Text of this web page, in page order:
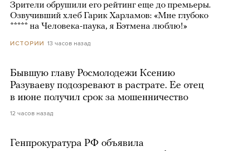
Зрители обрушили его рейтинг еще до премьеры.
Озвучивший хлеб Гарик Харламов: «Мне глубоко
***** на Человека-паука, я Бэтмена люблю!»
ИСТОРИИ 13 часов назад
Бывшую главу Росмолодежи Ксению
Разуваеву подозревают в растрате. Ее отец
в июне получил срок за мошенничество
12 часов назад
Генпрокуратура РФ объявила